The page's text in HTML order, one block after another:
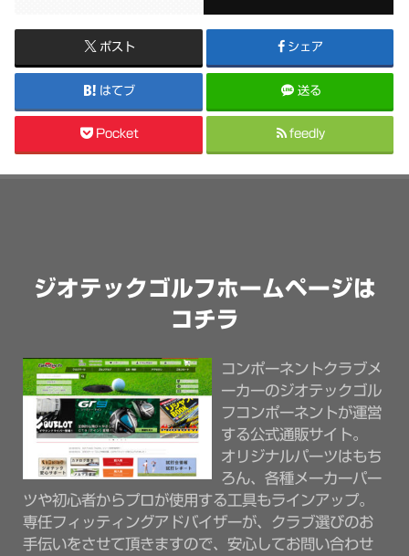
ポスト シェア
はてブ 送る
Pocket feedly
ジオテックゴルフホームページは
コチラ
コンポーネントクラブメ
ーカーのジオテックゴル
フコンポーネントが運営
する公式通販サイト。
オリジナルパーツはもち
ろん、各種メーカーパー
ツや初心者からプロが使用する工具もラインアップ。
専任フィッティングアドバイザーが、クラブ選びのお
手伝いをさせて頂きますので、安心してお問い合わせ